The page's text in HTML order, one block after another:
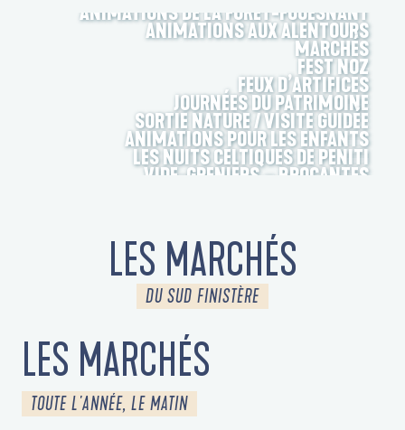
ANIMATIONS DE LA FORÊT-FOUESNANT
ANIMATIONS AUX ALENTOURS
MARCHÉS
FEST NOZ
FEUX D’ARTIFICES
JOURNÉES DU PATRIMOINE
SORTIE NATURE / VISITE GUIDÉE
ANIMATIONS POUR LES ENFANTS
LES NUITS CELTIQUES DE PENITI
VIDE-GRENIERS – BROCANTES
LES MARCHÉS
DU SUD FINISTÈRE
LES MARCHÉS
TOUTE L'ANNÉE, LE MATIN